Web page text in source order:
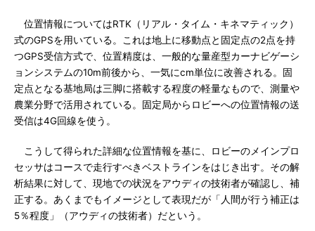
位置情報についてはRTK（リアル・タイム・キネマティック）
式のGPSを用いている。これは地上に移動点と固定点の2点を持
つGPS受信方式で、位置精度は、一般的な量産型カーナビゲーシ
ョンシステムの10m前後から、一気にcm単位に改善される。固
定点となる基地局は三脚に搭載する程度の軽量なもので、測量や
農業分野で活用されている。固定局からロビーへの位置情報の送
受信は4G回線を使う。
こうして得られた詳細な位置情報を基に、ロビーのメインプロ
セッサはコースで走行すべきベストラインをはじき出す。その解
析結果に対して、現地での状況をアウディの技術者が確認し、補
正する。あくまでもイメージとして表現だが「人間が行う補正は
5％程度」（アウディの技術者）だという。